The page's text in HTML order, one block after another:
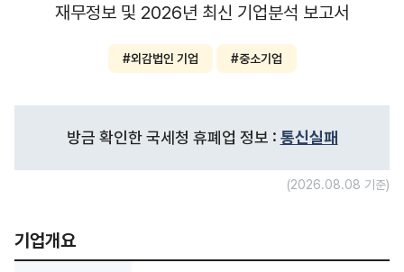
재무정보 및 2026년 최신 기업분석 보고서
#외감법인 기업 #중소기업
방금 확인한 국세청 휴폐업 정보 : 통신실패
(2026.08.08 기준)
기업개요